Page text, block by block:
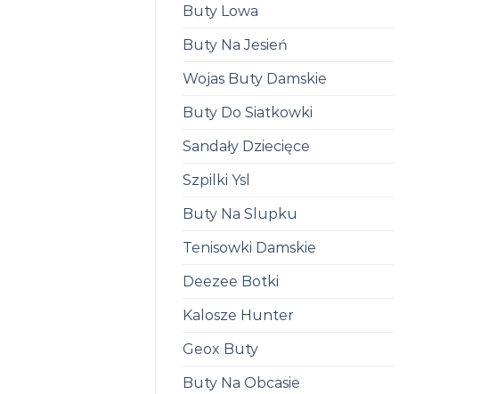
Buty Lowa
Buty Na Jesień
Wojas Buty Damskie
Buty Do Siatkowki
Sandały Dziecięce
Szpilki Ysl
Buty Na Slupku
Tenisowki Damskie
Deezee Botki
Kalosze Hunter
Geox Buty
Buty Na Obcasie